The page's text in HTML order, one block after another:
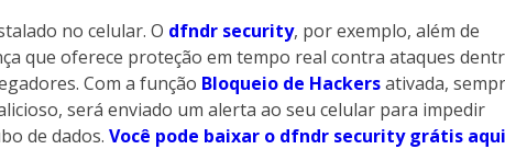
no celular. O dfndr security, por exemplo, além de
que oferece proteção em tempo real contra ataques
Com a função Bloqueio de Hackersativada,
será enviado um alerta ao seu celular para impedir
de dados. Você pode baixar o dfndr security grátis